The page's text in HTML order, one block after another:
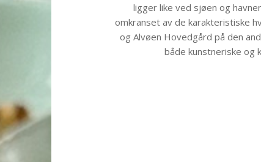
ligger like ved sjøen og
omkranset av de karakteristiske
og Alvøen Hovedgård på den
både kunstneriske og